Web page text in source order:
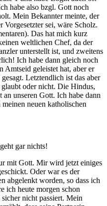
habe also bzgl. Gott noch
Mein Bekannter meinte, der
Vorgesetzter sei, wäre Scholz.
Das hat mich kurz
weltlichen Chef, da der
unterstellt ist, und zweitens
Ich habe dann gleich noch
Amtseid geleistet hat, aber er
Letztendlich ist das aber
oder nicht. Die Hindus,
unseren Gott. Ich habe dann
neuen katholischen
gar nichts!
mit Gott. Mir wird jetzt einiges
Oder war es der
abgelenkt worden, so dass ich
ich heute morgen schon
nicht passiert. Mein